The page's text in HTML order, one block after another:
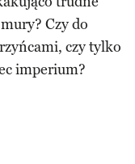
Czy do
czy tylko
imperium?